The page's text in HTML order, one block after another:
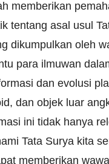
memberikan
tentang asal usul
dikumpulkan oleh
para ilmuwan
dan evolusi
dan objek luar
ini tidak hanya
Tata Surya kita
memberikan